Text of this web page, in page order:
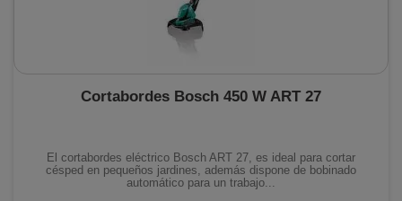
Cortabordes Bosch 450 W ART 27
El cortabordes eléctrico Bosch ART 27, es ideal para cortar
césped en pequeños jardines, además dispone de bobinado
automático para un trabajo...